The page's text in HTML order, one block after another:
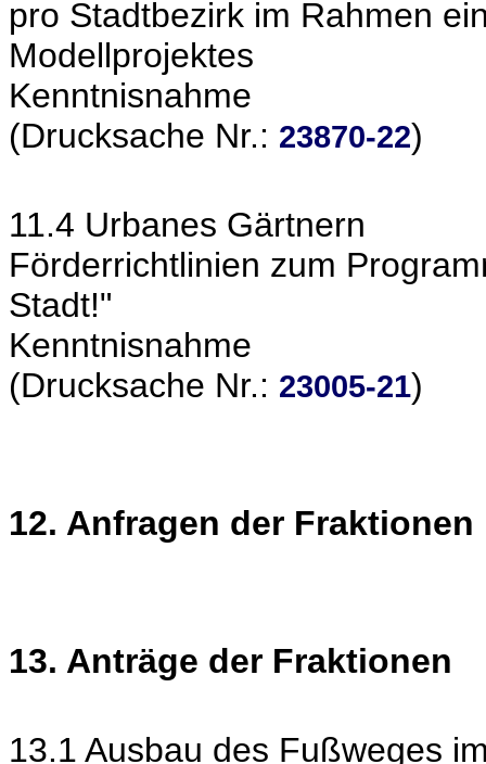
pro Stadtbezirk im Rahmen
Modellprojektes
Kenntnisnahme
(Drucksache Nr.: 23870-22)
11.4 Urbanes Gärtnern
Förderrichtlinien zum
Stadt!"
Kenntnisnahme
(Drucksache Nr.: 23005-21)
12. Anfragen der Fraktionen
13. Anträge der Fraktionen
13.1 Ausbau des Fußweges